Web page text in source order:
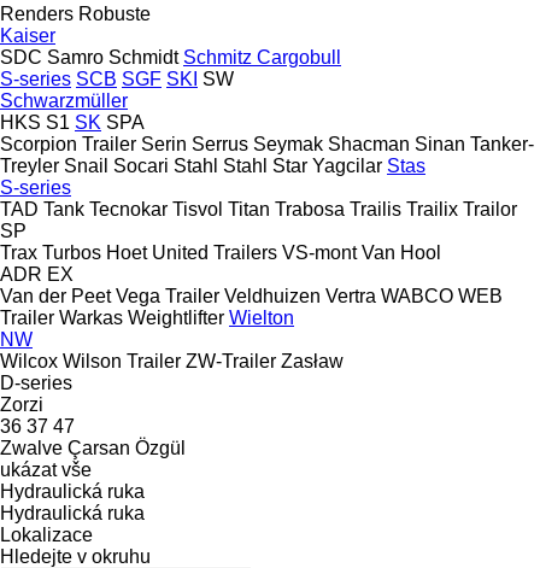
Renders Robuste
Kaiser
SDC Samro Schmidt Schmitz Cargobull
S-series SCB SGF SKI SW
Schwarzmüller
HKS S1 SK SPA
Scorpion Trailer Serin Serrus Seymak Shacman Sinan Tanker-
Treyler Snail Socari Stahl Stahl Star Yagcilar Stas
S-series
TAD Tank Tecnokar Tisvol Titan Trabosa Trailis Trailix Trailor
SP
Trax Turbos Hoet United Trailers VS-mont Van Hool
ADR EX
Van der Peet Vega Trailer Veldhuizen Vertra WABCO WEB
Trailer Warkas Weightlifter Wielton
NW
Wilcox Wilson Trailer ZW-Trailer Zasław
D-series
Zorzi
36 37 47
Zwalve Çarsan Özgül
ukázat vše
Hydraulická ruka
Hydraulická ruka
Lokalizace
Hledejte v okruhu